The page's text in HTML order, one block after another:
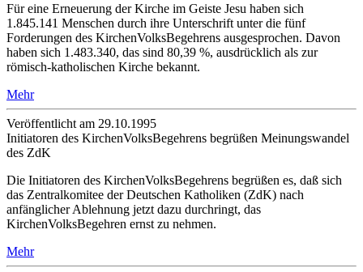
Für eine Erneuerung der Kirche im Geiste Jesu haben sich
1.845.141 Menschen durch ihre Unterschrift unter die fünf
Forderungen des KirchenVolksBegehrens ausgesprochen. Davon
haben sich 1.483.340, das sind 80,39 %, ausdrücklich als zur
römisch-katholischen Kirche bekannt.
Mehr
Veröffentlicht am 29­.10.1995
Initiatoren des KirchenVolksBegehrens begrüßen Meinungswandel
des ZdK
Die Initiatoren des KirchenVolksBegehrens begrüßen es, daß sich
das Zentralkomitee der Deutschen Katholiken (ZdK) nach
anfänglicher Ablehnung jetzt dazu durchringt, das
KirchenVolksBegehren ernst zu nehmen.
Mehr